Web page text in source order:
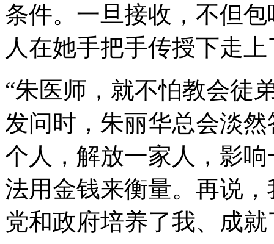
条件。一旦接收，不但
人在她手把手传授下走
“朱医师，就不怕教会徒
发问时，朱丽华总会淡
个人，解放一家人，影
法用金钱来衡量。再说
党和政府培养了我、成